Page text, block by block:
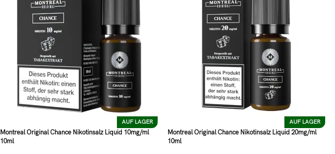
AUF LAGER
Montreal Original Chance Nikotinsalz Liquid 10mg/ml
10ml
AUF LAGER
Montreal Original Chance Nikotinsalz Liquid 20mg/ml
10ml